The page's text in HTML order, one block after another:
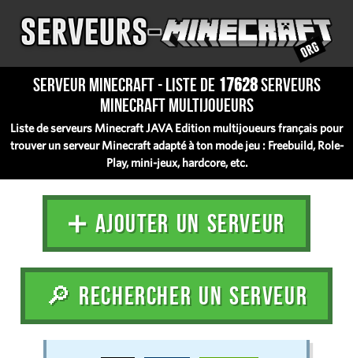
Serveur Minecraft - Liste de 17628serveurs
Minecraft multijoueurs
Liste de serveurs Minecraft JAVA Edition multijoueurs français pour
trouver un serveur Minecraft adapté à ton mode jeu : Freebuild, Role-
Play, mini-jeux, hardcore, etc.
➕ AJOUTER UN SERVEUR
🔎 RECHERCHER UN SERVEUR